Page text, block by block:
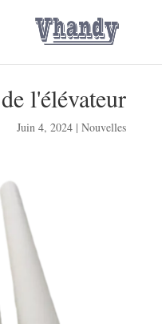
l'élévateur
Juin 4, 2024 |Nouvelles